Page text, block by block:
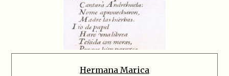
Hermana Marica